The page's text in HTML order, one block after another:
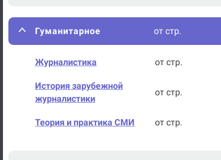
Гуманитарное от стр.
Журналистика от стр.
История зарубежной
журналистики
от стр.
Теория и практика СМИ от стр.